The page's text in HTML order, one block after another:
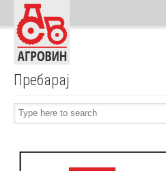
Navigation
Пребарај